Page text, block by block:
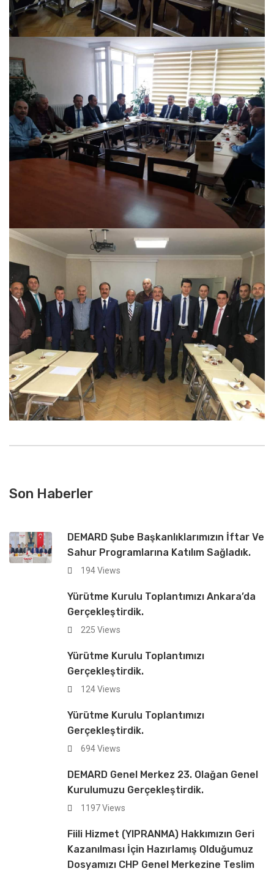
Son Haberler
DEMARD Şube Başkanlıklarımızın İftar Ve
Sahur Programlarına Katılım Sağladık.
194 Views
Yürütme Kurulu Toplantımızı Ankara’da
Gerçekleştirdik.
225 Views
Yürütme Kurulu Toplantımızı
Gerçekleştirdik.
124 Views
Yürütme Kurulu Toplantımızı
Gerçekleştirdik.
694 Views
DEMARD Genel Merkez 23. Olağan Genel
Kurulumuzu Gerçekleştirdik.
1197 Views
Fiili Hizmet (YIPRANMA) Hakkımızın Geri
Kazanılması İçin Hazırlamış Olduğumuz
Dosyamızı CHP Genel Merkezine Teslim